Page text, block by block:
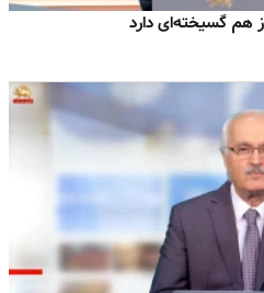
هم گسیخته‌ای دارد